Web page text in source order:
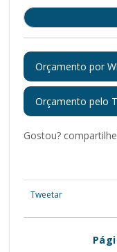
Orçamento por
Orçamento pelo
Gostou?
Tweetar